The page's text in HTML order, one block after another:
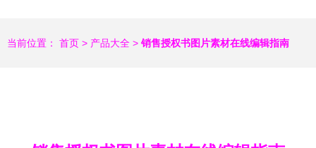
当前位置： 首页 > 产品大全 > 销售授权书图片素材在线编辑指南